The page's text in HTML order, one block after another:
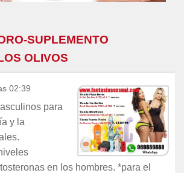
SUPLEMENTO
OLIVOS
02:39
para
y la
en los hombres. *para el